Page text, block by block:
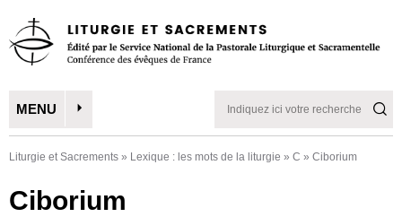
MENU
Liturgie et Sacrements » Lexique : les mots de la liturgie » C » Ciborium
Ciborium